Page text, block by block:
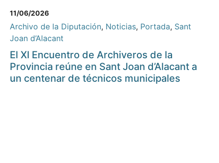
11/06/2026
Archivo de la Diputación, Noticias, Portada, Sant
Joan d’Alacant
El XI Encuentro de Archiveros de la
Provincia reúne en Sant Joan d’Alacant a
un centenar de técnicos municipales